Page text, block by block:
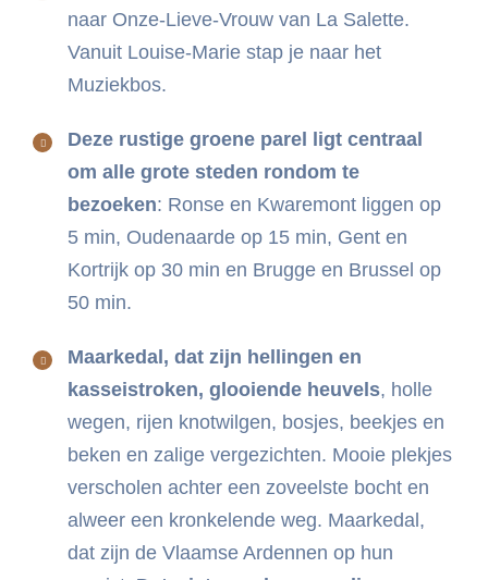
naar Onze-Lieve-Vrouw van La Salette.
Vanuit Louise-Marie stap je naar het
Muziekbos.
Deze rustige groene parel ligt centraal
om alle grote steden rondom te
bezoeken: Ronse en Kwaremont liggen op
5 min, Oudenaarde op 15 min, Gent en
Kortrijk op 30 min en Brugge en Brussel op
50 min.
Maarkedal, dat zijn hellingen en
kasseistroken, glooiende heuvels, holle
wegen, rijen knotwilgen, bosjes, beekjes en
beken en zalige vergezichten. Mooie plekjes
verscholen achter een zoveelste bocht en
alweer een kronkelende weg. Maarkedal,
dat zijn de Vlaamse Ardennen op hun